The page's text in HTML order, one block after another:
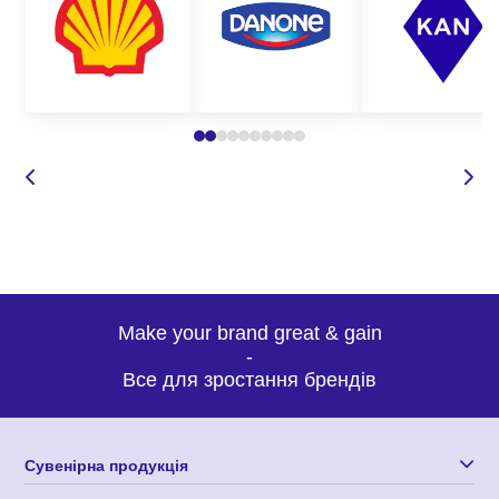
нашому сайті представлений широкий асортимент робочого
одягу для різних цілей та груп захисту.
Корпорація 12 пропонує широкий вибір спецодягу для будь-
доступних оптових цінах;
оригінальному дизайні виробів, які точно сподобаються
індивідуальному підході до кожного замовлення;
Make your brand great & gain
-
Все для зростання брендів
Сувенірна продукція